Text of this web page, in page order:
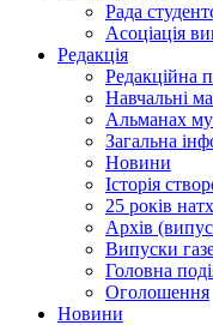
Рада
Асоціація
Редакція
Редакційна
Навчальні
Альманах
Загальна
Новини
Історія
25 років
Архів
Випуски
Головна
Оголошення
Новини